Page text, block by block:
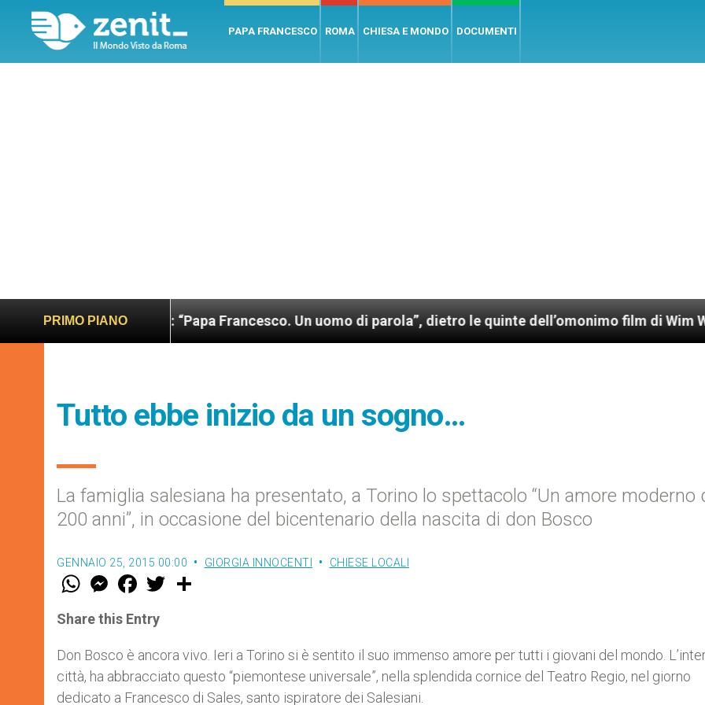
PAPA FRANCESCO ROMA CHIESA E MONDO DOCUMENTI
PRIMO PIANOLEV: “Papa Francesco. Un uomo di parola”, dietro le quinte dell’omonimo film di Wim Wenders
Tutto ebbe inizio da un sogno…
La famiglia salesiana ha presentato, a Torino lo spettacolo “Un amore moderno
200 anni”, in occasione del bicentenario della nascita di don Bosco
GENNAIO 25, 2015 00:00 GIORGIA INNOCENTI CHIESE LOCALI
W
t
s
p
p
M
e
s
e
g
e
r
F
a
e
b
o
k
w
r
Share this Entry
Don Bosco è ancora vivo. Ieri a Torino si è sentito il suo immenso amore per tutti i giovani del mondo.
città, ha abbracciato questo “piemontese universale”, nella splendida cornice del Teatro Regio, nel giorno
dedicato a Francesco di Sales, santo ispiratore dei Salesiani.